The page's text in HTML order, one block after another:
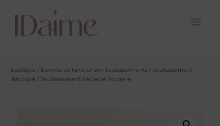
Boutique / Demeures funéraires / Soubassements / Soubassement
découpé / Soubassement découpé Fougère